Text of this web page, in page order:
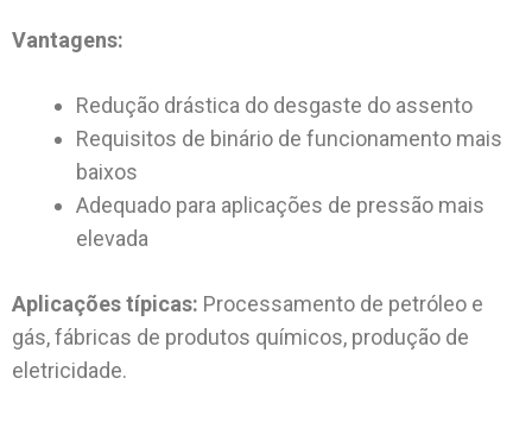
Vantagens:
Redução drástica do desgaste do assento
Requisitos de binário de funcionamento mais
baixos
Adequado para aplicações de pressão mais
elevada
Aplicações típicas: Processamento de petróleo e
gás, fábricas de produtos químicos, produção de
eletricidade.